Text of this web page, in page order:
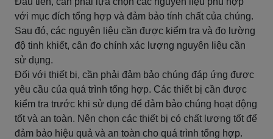
với mục đích tổng hợp và đảm bảo tính chất của chúng.
Sau đó, các nguyên liệu cần được kiểm tra và đo lường
độ tinh khiết, cân đo chính xác lượng nguyên liệu cần
sử dụng.
Đối với thiết bị, cần phải đảm bảo chúng đáp ứng được
yêu cầu của quá trình tổng hợp. Các thiết bị cần được
kiểm tra trước khi sử dụng để đảm bảo chúng hoạt động
tốt và an toàn. Nên chọn các thiết bị có chất lượng tốt để
đảm bảo hiệu quả và an toàn cho quá trình tổng hợp.